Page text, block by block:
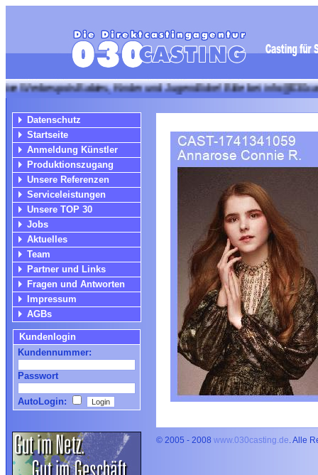
Babies, Kinder und Jugendliche! Bitte bei info@030casting
Datenschutz
Startseite
Anmeldung Künstler
Produktionszugang
Unsere Referenzen
Serviceleistungen
Unsere TOP 30
Jobs
Aktuelles
Team
Partner und Links
Fragen und Antworten
Impressum
AGBs
Kundenlogin
Kundennummer:
Passwort
AutoLogin:
© 2005 - 2008 www.030casting.de. Alle